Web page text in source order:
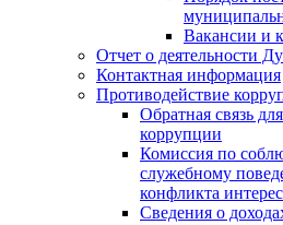
Вакансии и
Отчет о деятельности
Контактная информация
Противодействие
Обратная связь
коррупции
Комиссия по
служебному
конфликта
Сведения о